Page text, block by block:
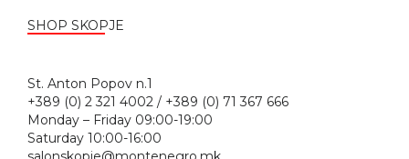
SHOP SKOPJE
St. Anton Popov n.1
+389 (0) 2 321 4002 / +389 (0) 71 367 666
Monday – Friday 09:00-19:00
Saturday 10:00-16:00